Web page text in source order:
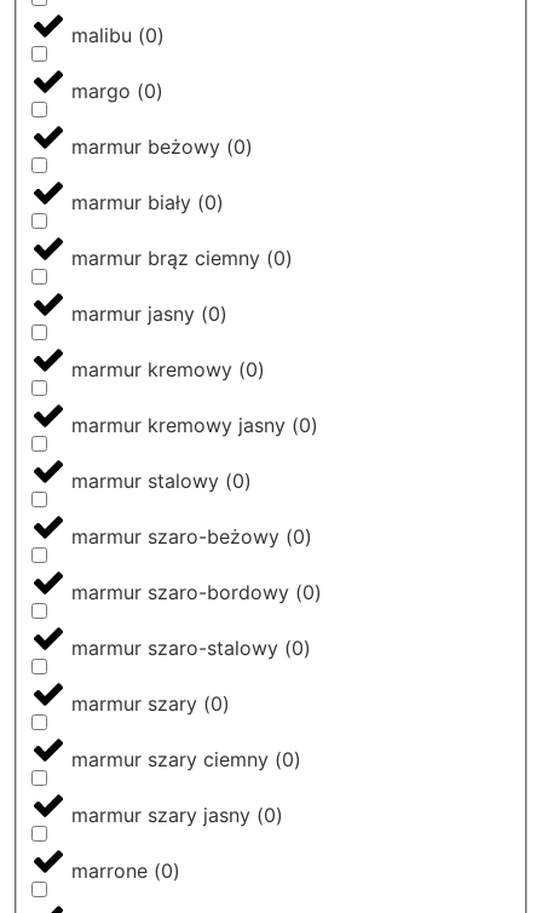
malibu (0)
margo (0)
marmur beżowy (0)
marmur biały (0)
marmur brąz ciemny (0)
marmur jasny (0)
marmur kremowy (0)
marmur kremowy jasny (0)
marmur stalowy (0)
marmur szaro-beżowy (0)
marmur szaro-bordowy (0)
marmur szaro-stalowy (0)
marmur szary (0)
marmur szary ciemny (0)
marmur szary jasny (0)
marrone (0)